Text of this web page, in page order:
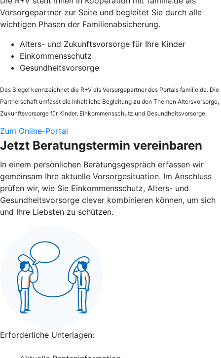
Vorsorgepartner zur Seite und begleitet Sie durch alle
wichtigen Phasen der Familienabsicherung.
Alters- und Zukunftsvorsorge für Ihre Kinder
Einkommensschutz
Gesundheitsvorsorge
Das Siegel kennzeichnet die R+V als Vorsorgepartner des Portals familie.de. Die
Partnerschaft umfasst die inhaltliche Begleitung zu den Themen Altersvorsorge,
Zukunftsvorsorge für Kinder, Einkommensschutz und Gesundheitsvorsorge.
Zum Online-Portal
Jetzt Beratungstermin vereinbaren
In einem persönlichen Beratungsgespräch erfassen wir
gemeinsam Ihre aktuelle Vorsorgesituation. Im Anschluss
prüfen wir, wie Sie Einkommensschutz, Alters- und
Gesundheitsvorsorge clever kombinieren können, um sich
und Ihre Liebsten zu schützen.
Erforderliche Unterlagen: